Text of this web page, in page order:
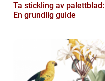
Ta stickling av palettblad:
En grundlig guide